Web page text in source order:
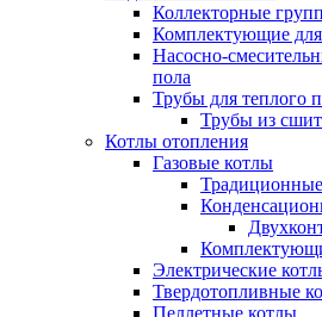
Коллекторные
Комплектующие
Насосно-
пола
Трубы для теплого
Трубы из
Котлы отопления
Газовые котлы
Электрические
Твердотопливные
Пеллетные котлы